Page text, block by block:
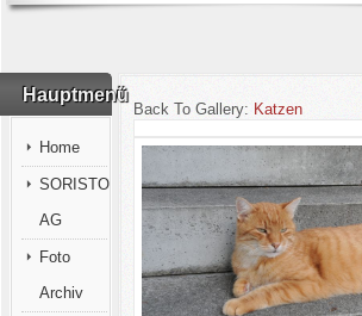
Hauptmenü
Home
SORISTO
AG
Foto
Archiv
Back To Gallery: Katzen